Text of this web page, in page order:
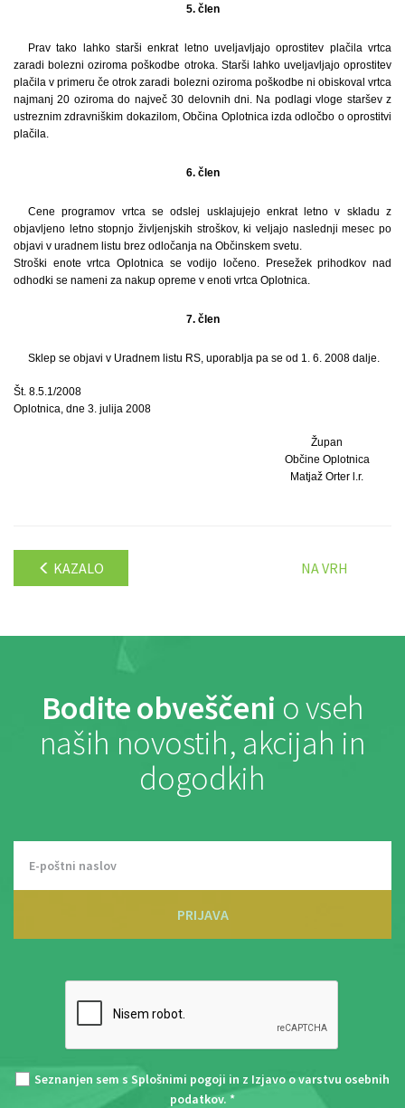
5. člen
Prav tako lahko starši enkrat letno uveljavljajo oprostitev plačila vrtca
zaradi bolezni oziroma poškodbe otroka. Starši lahko uveljavljajo oprostitev
plačila v primeru če otrok zaradi bolezni oziroma poškodbe ni obiskoval vrtca
najmanj 20 oziroma do največ 30 delovnih dni. Na podlagi vloge staršev z
ustreznim zdravniškim dokazilom, Občina Oplotnica izda odločbo o oprostitvi
plačila.
6. člen
Cene programov vrtca se odslej usklajujejo enkrat letno v skladu z
objavljeno letno stopnjo življenjskih stroškov, ki veljajo naslednji mesec po
objavi v uradnem listu brez odločanja na Občinskem svetu.
Stroški enote vrtca Oplotnica se vodijo ločeno. Presežek prihodkov nad
odhodki se nameni za nakup opreme v enoti vrtca Oplotnica.
7. člen
Sklep se objavi v Uradnem listu RS, uporablja pa se od 1. 6. 2008 dalje.
Št. 8.5.1/2008
Oplotnica, dne 3. julija 2008
Župan
Občine Oplotnica
Matjaž Orter l.r.
KAZALO NA VRH
Bodite obveščeni o vseh
naših novostih, akcijah in
dogodkih
PRIJAVA
Seznanjen sem s Splošnimi pogoji in z Izjavo o varstvu osebnih
podatkov. *